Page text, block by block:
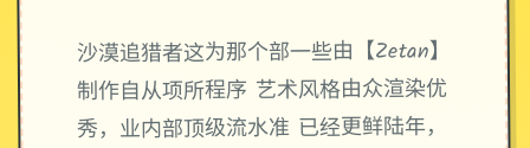
沙漠追猎者这为那个部一些由【Zetan】
制作自从项所程序 艺术风格由众渲染优
秀，业内部顶级流水准 已经更鲜陆年，